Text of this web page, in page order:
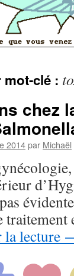
clé :
chez
2014par Michaël
traitement
lecture